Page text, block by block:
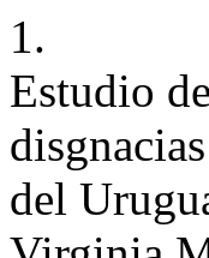
1.
Estudio
del